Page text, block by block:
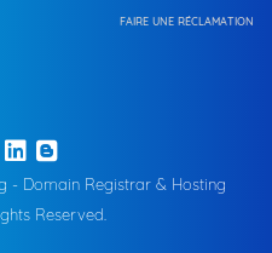
FAIRE UNE RÉCLAMATION
- Domain Registrar & Hosting
Reserved.